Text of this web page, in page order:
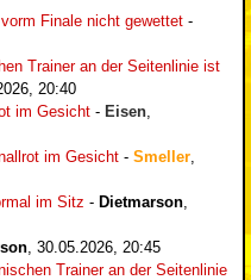
Finale nicht gewettet -
Trainer an der Seitenlinie ist
20:40
im Gesicht - Eisen
im Gesicht - Smeller
im Sitz - Dietmarson
30.05.2026, 20:45
Trainer an der Seitenlinie